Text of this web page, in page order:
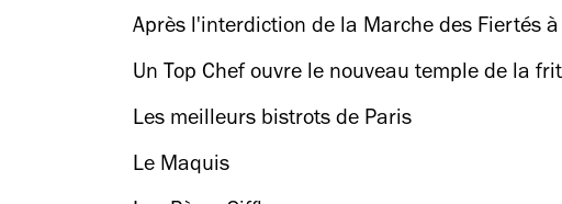
Après l'interdiction de la Marche des Fiertés
communautés queers
Un Top Chef ouvre le nouveau temple de la
Les meilleurs bistrots de Paris
Le Maquis